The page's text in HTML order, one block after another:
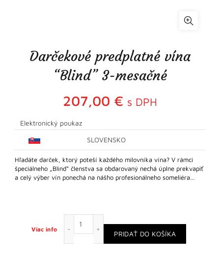
Darčekové predplatné vína
“Blind” 3-mesačné
207,00 € s DPH
Elektronický poukaz
SLOVENSKO
Hľadáte darček, ktorý poteší každého milovníka vína? V rámci
špeciálneho „Blind“ členstva sa obdarovaný nechá úplne prekvapiť
a celý výber vín ponechá na nášho profesionálneho someliéra…
Viac info
PRIDAŤ DO KOŠÍKA